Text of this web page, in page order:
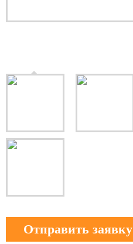
Отправить заявку